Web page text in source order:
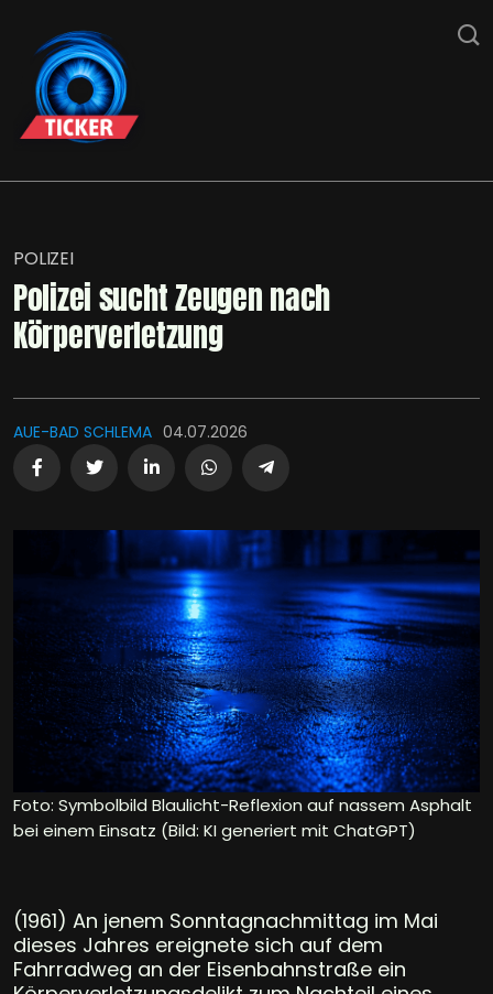
POLIZEI
Polizei sucht Zeugen nach
Körperverletzung
AUE-BAD SCHLEMA 04.07.2026
Foto: Symbolbild Blaulicht-Reflexion auf nassem Asphalt
bei einem Einsatz (Bild: KI generiert mit ChatGPT)
(1961) An jenem Sonntagnachmittag im Mai
dieses Jahres ereignete sich auf dem
Fahrradweg an der Eisenbahnstraße ein